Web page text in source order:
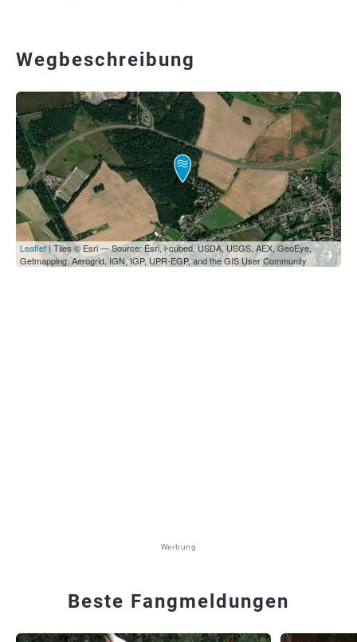
Wegbeschreibung
Leaflet| Tiles © Esri — Source: Esri, i-cubed, USDA, USGS, AEX, GeoEye,
Getmapping, Aerogrid, IGN, IGP, UPR-EGP, and the GIS User Community
Werbung
Beste Fangmeldungen